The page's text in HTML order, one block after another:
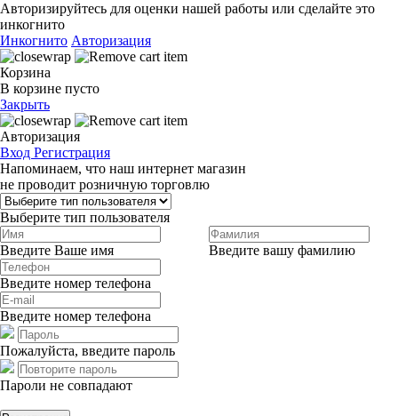
Авторизируйтесь для оценки нашей работы или сделайте это
инкогнито
Инкогнито Авторизация
Корзина
В корзине пусто
Закрыть
Авторизация
Вход Регистрация
Напоминаем, что наш интернет магазин
не проводит розничную торговлю
Выберите тип пользователя
Введите Ваше имя Введите вашу фамилию
Введите номер телефона
Введите номер телефона
Пожалуйста, введите пароль
Пароли не совпадают